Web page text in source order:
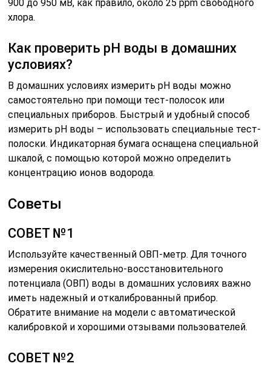
900 до 950 мВ, как правило, около 25 ppm свободного
хлора.
Как проверить рН воды в домашних
условиях?
В домашних условиях измерить pH воды можно
самостоятельно при помощи тест-полосок или
специальных приборов. Быстрый и удобный способ
измерить pH воды – использовать специальные тест-
полоски. Индикаторная бумага оснащена специальной
шкалой, с помощью которой можно определить
концентрацию ионов водорода.
Советы
СОВЕТ №1
Используйте качественный ОВП-метр. Для точного
измерения окислительно-восстановительного
потенциала (ОВП) воды в домашних условиях важно
иметь надежный и откалиброванный прибор.
Обратите внимание на модели с автоматической
калибровкой и хорошими отзывами пользователей.
СОВЕТ №2